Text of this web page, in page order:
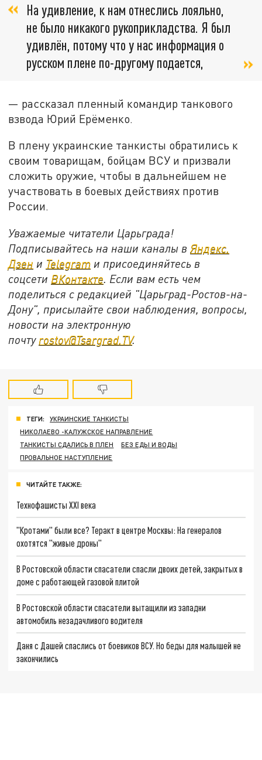
На удивление, к нам отнеслись лояльно,
не было никакого рукоприкладства. Я был
удивлён, потому что у нас информация о
русском плене по-другому подается,
— рассказал пленный командир танкового
взвода Юрий Ерёменко.
В плену украинские танкисты обратились к
своим товарищам, бойцам ВСУ и призвали
сложить оружие, чтобы в дальнейшем не
участвовать в боевых действиях против
России.
Уважаемые читатели Царьграда!
Подписывайтесь на наши каналы вЯндекс.
Дзен и Telegram и присоединяйтесь в
соцсети ВКонтакте. Если вам есть чем
поделиться с редакцией "Царьград-Ростов-на-
Дону", присылайте свои наблюдения, вопросы,
новости на электронную
почту rostov@Tsargrad.ТV.
ТЕГИ:
УКРАИНСКИЕ ТАНКИСТЫ
НИКОЛАЕВО -КАЛУЖСКОЕ НАПРАВЛЕНИЕ
ТАНКИСТЫ СДАЛИСЬ В ПЛЕН
БЕЗ ЕДЫ И ВОДЫ
ПРОВАЛЬНОЕ НАСТУПЛЕНИЕ
ЧИТАЙТЕ ТАКЖЕ:
Технофашисты XXI века
"Кротами" были все? Теракт в центре Москвы: На генералов
охотятся "живые дроны"
В Ростовской области спасатели спасли двоих детей, закрытых в
доме с работающей газовой плитой
В Ростовской области спасатели вытащили из западни
автомобиль незадачливого водителя
Даня с Дашей спаслись от боевиков ВСУ. Но беды для малышей не
закончились